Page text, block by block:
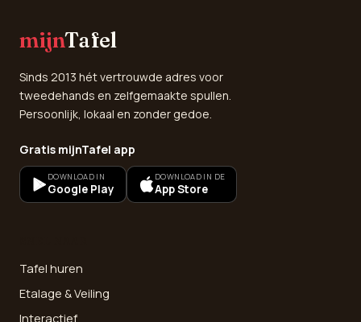
mijnTafel
Sinds 2013 hét vertrouwde adres voor
tweedehands en zelfgemaakte spullen.
Persoonlijk, lokaal en zonder gedoe.
Gratis mijnTafel app
DOWNLOAD IN
Google Play
DOWNLOAD IN DE
App Store
Tafel huren
Etalage & Veiling
Interactief